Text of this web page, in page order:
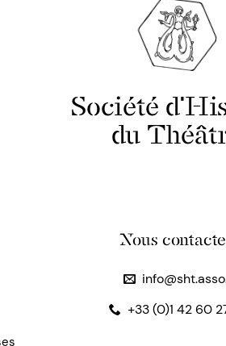
Société
du
Nous
+33 (0)1 42 60